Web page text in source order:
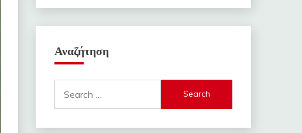
Αναζήτηση
for: